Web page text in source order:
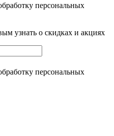
персональных
узнать о скидках и акциях
персональных